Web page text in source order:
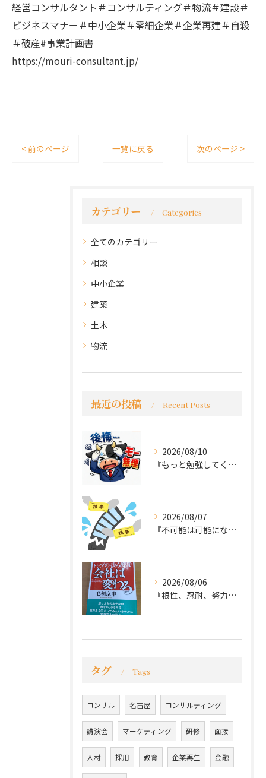
経営コンサルタント＃コンサルティング＃物流＃建設＃
ビジネスマナー＃中小企業＃零細企業＃企業再建＃自殺
＃破産#事業計画書
https://mouri-consultant.jp/
< 前のページ 一覧に戻る 次のページ >
カテゴリー Categories
全てのカテゴリー
相談
中小企業
建築
土木
物流
最近の投稿 Recent Posts
2026/08/10
『もっと勉強してくれば良かった～後悔先にたたず』
2026/08/07
『不可能は可能になる』
2026/08/06
『根性、忍耐、努力という言葉は死語なのか』
タグ Tags
コンサル 名古屋 コンサルティング
講演会 マーケティング 研修 面接
人材 採用 教育 企業再生 金融